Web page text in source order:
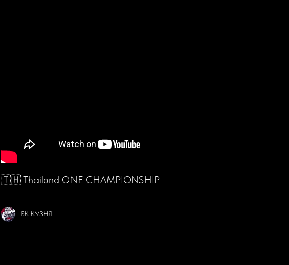
🇹🇭 Thailand ONE CHAMPIONSHIP
БК КУЗНЯ